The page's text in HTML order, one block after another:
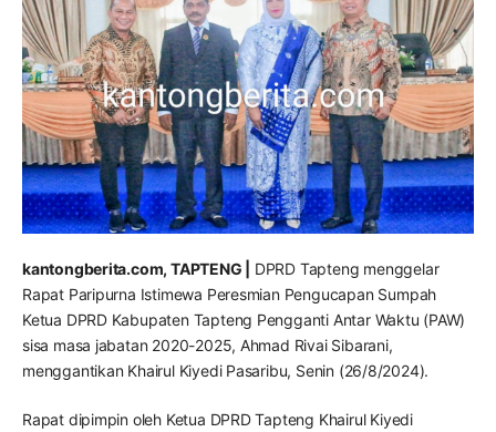
kantongberita.com, TAPTENG |
DPRD Tapteng menggelar
Rapat Paripurna Istimewa Peresmian Pengucapan Sumpah
Ketua DPRD Kabupaten Tapteng Pengganti Antar Waktu (PAW)
sisa masa jabatan 2020-2025, Ahmad Rivai Sibarani,
menggantikan Khairul Kiyedi Pasaribu, Senin (26/8/2024).
Rapat dipimpin oleh Ketua DPRD Tapteng Khairul Kiyedi